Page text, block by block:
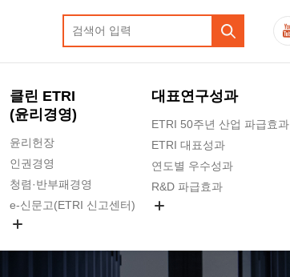
클린 ETRI
(윤리경영)
윤리헌장
인권경영
청렴·반부패경영
e-신문고(ETRI 신고센터)
대표연구성과
ETRI 50주년 산업 파급효과
ETRI 대표성과
연도별 우수성과
R&D 파급효과